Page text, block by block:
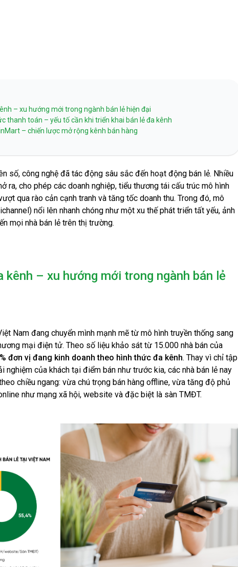
Hỗ trợ chi hộ
– xu hướng mới trong ngành bán lẻ hiện đại
thanh toán – yếu tố cần khi triển khai bán lẻ đa kênh
– chiến lược mở rộng kênh bán hàng
số, công nghệ đã tác động sâu sắc đến hoạt động bán lẻ. Nhiều
ra, cho phép các doanh nghiệp, tiểu thương tái cấu trúc mô hình
qua rào cản cạnh tranh và tăng tốc doanh thu. Trong đó, mô
nổi lên nhanh chóng như một xu thế phát triển tất yếu, ảnh
mọi nhà bán lẻ trên thị trường.
kênh – xu hướng mới trong ngành bán lẻ
Nam đang chuyển mình mạnh mẽ từ mô hình truyền thống sang
mại điện tử. Theo số liệu khảo sát từ 15.000 nhà bán của
đơn vị đang kinh doanh theo hình thức đa kênh. Thay vì chỉ tập
nghiệm của khách tại điểm bán như trước kia, các nhà bán lẻ nay
chiều ngang: vừa chú trọng bán hàng offline, vừa tăng độ phủ
như mạng xã hội, website và đặc biệt là sàn TMĐT.